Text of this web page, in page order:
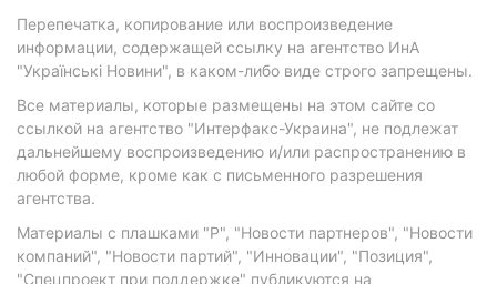
Перепечатка, копирование или воспроизведение
информации, содержащей ссылку на агентство ИнА
"Українські Новини", в каком-либо виде строго запрещены.
Все материалы, которые размещены на этом сайте со
ссылкой на агентство "Интерфакс-Украина", не подлежат
дальнейшему воспроизведению и/или распространению в
любой форме, кроме как с письменного разрешения
агентства.
Материалы с плашками "Р", "Новости партнеров", "Новости
компаний", "Новости партий", "Инновации", "Позиция",
"Спецпроект при поддержке" публикуются на